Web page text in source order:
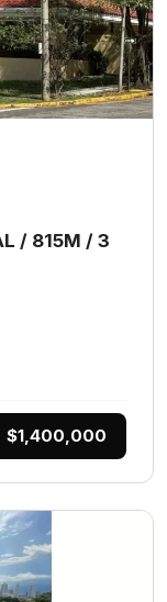
/ 815M / 3
$1,400,000